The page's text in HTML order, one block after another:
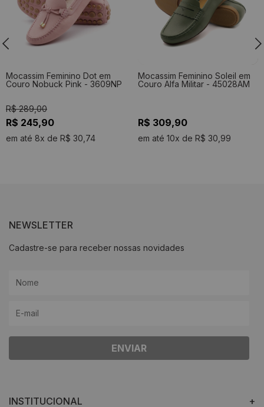
Mocassim Feminino Dot em
Couro Nobuck Pink - 3609NP
R$ 289,00
R$ 245,90
em até 8x de R$ 30,74
Mocassim Feminino Soleil em
Couro Alfa Militar - 45028AM
R$ 309,90
em até 10x de R$ 30,99
NEWSLETTER
Cadastre-se para receber nossas novidades
ENVIAR
INSTITUCIONAL